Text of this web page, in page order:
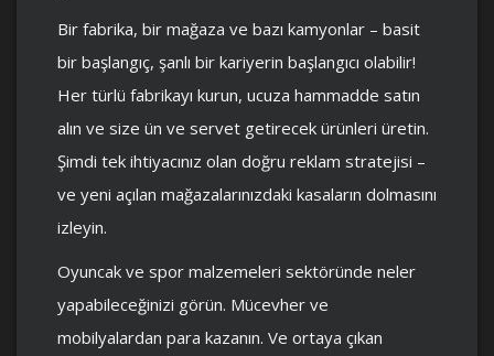
Bir fabrika, bir mağaza ve bazı kamyonlar – basit
bir başlangıç, şanlı bir kariyerin başlangıcı olabilir!
Her türlü fabrikayı kurun, ucuza hammadde satın
alın ve size ün ve servet getirecek ürünleri üretin.
Şimdi tek ihtiyacınız olan doğru reklam stratejisi –
ve yeni açılan mağazalarınızdaki kasaların dolmasını
izleyin.
Oyuncak ve spor malzemeleri sektöründe neler
yapabileceğinizi görün. Mücevher ve
mobilyalardan para kazanın. Ve ortaya çıkan